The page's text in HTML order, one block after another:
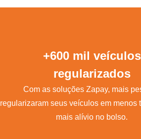
+600 mil veículos
regularizados
Com as soluções Zapay, mais
regularizaram seus veículos em menos
mais alívio no bolso.